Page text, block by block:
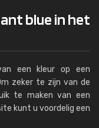
blue in het
een kleur op een
zeker te zijn van de
te maken van een
kunt u voordelig een